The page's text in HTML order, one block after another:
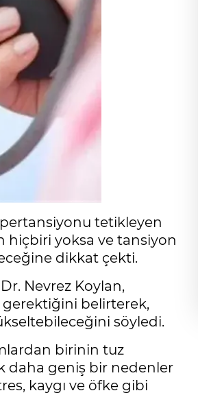
tetikleyen
hiçbiri yoksa ve tansiyon
dikkat çekti.
Nevrez Koylan,
belirterek,
söyledi.
birinin tuz
daha geniş bir nedenler
kaygı ve öfke gibi